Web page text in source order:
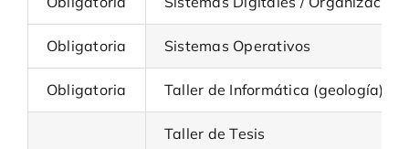
Obligatoria Sistemas Operativos
Obligatoria Taller de Informática (geología)
Taller de Tesis